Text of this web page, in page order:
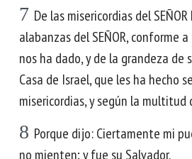
7 De las misericordias del
alabanzas del SEÑOR, conforme
nos ha dado, y de la grandeza de
Casa de Israel, que les ha hecho
misericordias, y según la multitud
8 Porque dijo: Ciertamente mi
no mienten; y fue su Salvador.